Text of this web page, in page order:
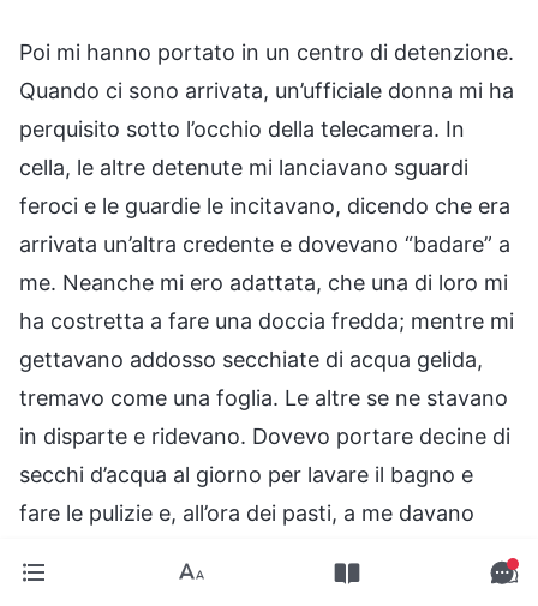
Poi mi hanno portato in un centro di detenzione.
Quando ci sono arrivata, un’ufficiale donna mi ha
perquisito sotto l’occhio della telecamera. In
cella, le altre detenute mi lanciavano sguardi
feroci e le guardie le incitavano, dicendo che era
arrivata un’altra credente e dovevano “badare” a
me. Neanche mi ero adattata, che una di loro mi
ha costretta a fare una doccia fredda; mentre mi
gettavano addosso secchiate di acqua gelida,
tremavo come una foglia. Le altre se ne stavano
in disparte e ridevano. Dovevo portare decine di
secchi d’acqua al giorno per lavare il bagno e
fare le pulizie e, all’ora dei pasti, a me davano
prendevano a calci il mio letto per non farmi